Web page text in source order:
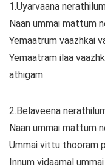
1.Uyarvaana
Naan ummai mattum
Yemaatrum vaazhkai
Yemaatram ilaa
athigam
2.Belaveena
Naan ummai mattum
Ummai vittu thooram
Innum vidaamal